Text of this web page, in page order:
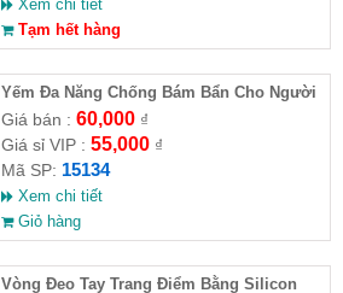
Xem chi tiết
Tạm hết hàng
Yếm Đa Năng Chống Bám Bẩn Cho Người
Cao Tuổi
Giá bán : 60,000₫
Giá sỉ VIP : 55,000₫
Mã SP: 15134
Xem chi tiết
Giỏ hàng
Vòng Đeo Tay Trang Điểm Bằng Silicon